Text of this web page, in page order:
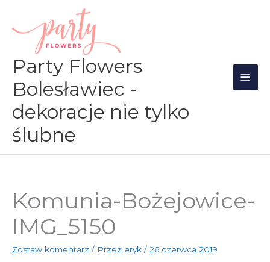
treści
Party Flowers
Bolesławiec -
dekoracje nie tylko
ślubne
Komunia-Bożejowice-
IMG_5150
Zostaw komentarz / Przez eryk / 26 czerwca 2019